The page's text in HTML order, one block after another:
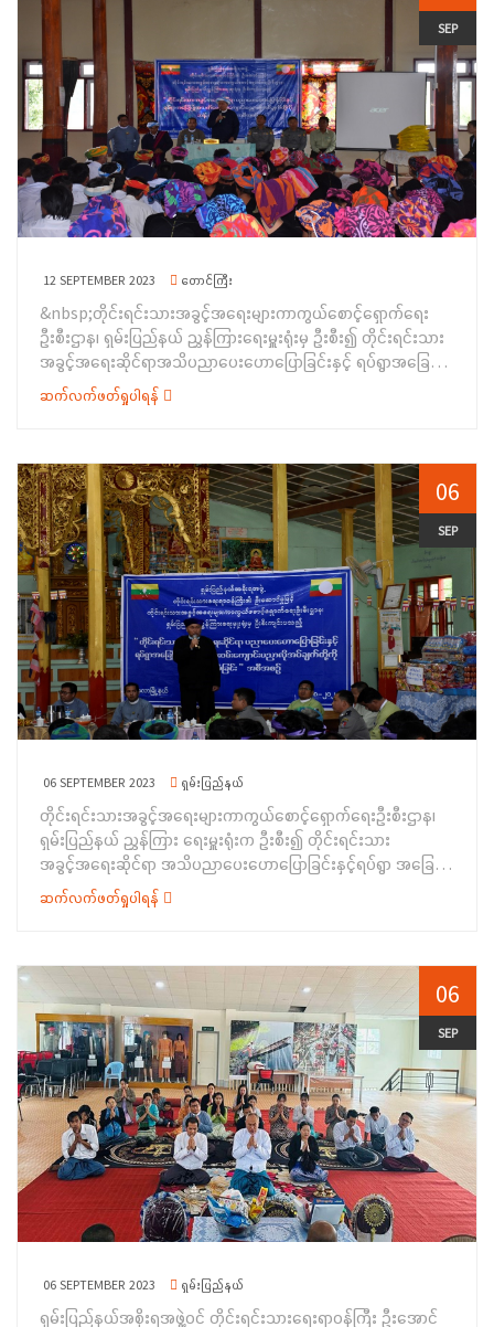
ဆိုင်ရာကိစ္စရပ်များ၊ လူမျိုးပြုန်းတီးမှု တားဆီးရေးနှင့် ပြစ်ဒဏ်ပေး
ရေး နိုင်ငံတကာသဘောတူစာချုပ်ပါ လိုက်နာဆောင်ရွက်ရန်အချက်
များကိုလည်းကောင်း ရှင်းလင်း ပြောကြားခဲ့ပါသည်။ ထို့နောက်
တိုင်းရင်းသားအခွင့်အရေးများကာကွယ်စောင့်ရှောက်ရေးဦးစီးဌာန၊
ဧရာဝတီ တိုင်းဒေသကြီး၊ ညွှန်ကြားရေးမှူးရုံးမှ ဝန်ထမ်းများက ရပ်ရွာ
အခြေပြုအသက်မွေးဝမ်းကျောင်းပညာ လိုအပ်မှု ဆန်းစစ်ချက်
စစ်တမ်းများကို ကောက်ယူခဲ့ရာ ဒေသခံတိုင်းရင်းသား(၈၆)ဦးတို့မှ ဖြေ
ဆိုခဲ့ ကြပြီး တက်ရောက်လာကြသူများအား တိုင်းရင်းသားအခွင့်အရေး
များကာကွယ်စောင့်ရှောက်သည့် ဥပဒေ၊ နည်းဥပဒေစာအုပ်များ၊ လက်
ကမ်းစာစောင်များနှင့် အမှတ်တရလက်ဆောင်ပစ္စည်းများ ပေးအပ်ခဲ့
သို့ မြို့နယ်ကရင် စာပေနှင့် ယဉ်ကျေးမှုကော်မတီဝင်များလည်း တက်
ရောက်ခဲ့ကြကြောင်း သိရှိရပါသည်။&nbsp;
နောက် အစိုးရနည်းပညာအထက်တန်း ကျောင်း(ပုသိမ်)မှ
ကျောင်းအုပ် ဆရာကြီး ဦးအေးမင်းထွန်းက သင်တန်းနှင့် စပ်လျဉ်း၍
အကဲဖြတ်စစ်ဆေးမှုအစီအစဉ်များ၊ သင်တန်းတွင် ထူးချွန်သူများအား
ဆုချီးမြှင့်ခြင်း အစီအစဉ်များနှင့် သင်တန်းတွင် ပို့ချမည့်
အကြောင်းအရာများကို လည်းကောင်း ရှင်းလင်းပြောကြားခဲ့ပါသည်။
&nbsp;ဆက်လက်၍&nbsp; တိုင်းရင်းသားအခွင့်အရေးများကာ
ကွယ်စောင့်ရှောက်ရေးဦးစီးဌာန၊ ဧရာဝတီတိုင်း ဒေသကြီး ညွှန်ကြား
ရေးမှူးရုံးမှ ဒုတိယညွှန်ကြားရေးမှူး ဒေါ်စန်းက သင်တန်းဖွင့်လှစ်ရ
ခြင်းရည်ရွယ်ချက်နှင့် သင်တန်းနှင့်ပတ်သက်သည့် အချက်များကို
ရှင်းလင်းပြောကြားခဲ့ပါသည်။ ထို့နောက် တိုင်းရင်းသားရေးရာ ဝန်ကြီး
နည်းပြဆရာ/ဆရာမများနှင့် သင်တန်း သားများ စုပေါင်း၍ မှတ်တမ်း
ပြုပြင်ထိန်းသိမ်းနည်းသင်တန်း”ကို (၁၁-၉-၂၀၂၃)ရက်နေ့မှ
(၂၉-၉-၂၀၂၃)ရက်နေ့အထိ (၁၅)ရက်ကြာ ဖွင့်လှစ်သင်ကြားပေးသွား
မည်ဖြစ်ပြီး သင်တန်းသား (၂၁) ဦးတို့က တက်ရောက်သင်ကြားသွား
မည်ဖြစ်ကြောင်း သိရှိရပါသည်။
SEP
12 SEPTEMBER 2023 တောင်ကြီး
&nbsp;တိုင်းရင်းသားအခွင့်အရေးများကာကွယ်စောင့်ရှောက်ရေး
ဦးစီးဌာန၊ ရှမ်းပြည်နယ် ညွှန်ကြားရေးမှူးရုံးမှ ဦးစီး၍ တိုင်းရင်းသား
အခွင့်အရေးဆိုင်ရာအသိပညာပေးဟောပြောခြင်းနှင့် ရပ်ရွာအခြေပြု
အသက်မွေးဝမ်းကျောင်းပညာ လိုအပ်ချက်တို့ကို ဆန်းစစ်စီမံခြင်း
အစီအစဉ်ကို ၈-၉-၂၀၂၃ ရက်နေ့တွင် ရှမ်းပြည်နယ်၊ တောင်ကြီး
ဘုန်းကြီးကျောင်း၌ ကျင်းပပြုလုပ်ခဲ့ပါသည်။&nbsp;အခမ်းအနား
တွင် ရှမ်းပြည်နယ်အစိုးရအဖွဲ့ဝင်၊ တိုင်းရင်းသားရေးရာဝန်ကြီး ဦး
အောင်ကြည်ဝင်းက အဖွင့်အမှာစကားပြောကြားခြင်း၊ တိုင်းရင်းသား
အခွင့်အရေးများကာကွယ် စောင့်ရှောက်ရေးဦးစီးဌာန၊ ရှမ်းပြည်နယ်
ညွှန်ကြားရေးမှူးရုံးမှ ဒုတိယညွှန်ကြားရေးမှူး ဦးချစ်ဇော်လင်း က
တိုင်းရင်းသားလူမျိုးများ၏အခွင့်အရေးကာကွယ်စောင့်ရှောက်သည့်
ဥပဒေ၊ နည်းဥပဒေများပါ အချက်အလက်များ၊ တိုင်းရင်းသား
အခွင့်အရေးဆိုင်ရာမဟာဗျူဟာနှင့် အမျိုးသမီးအခွင့်အရေး၊ မ
သန်စွမ်းအခွင့် အရေး၊ ကလေးသူငယ်အခွင့်အရေး၊ အဆိုးရွားဆုံးပုံစံ
ဖြင့်ခိုင်းစေခံရသော ကလေး အလုပ်သမားများ ဖယ်ရှားရေး ကိစ္စရပ်
များနှင့် လူမှုရေးပင်စင်တို့နှင့်စပ်လျဉ်းသည့် ကိစ္စရပ်များ အကြောင်း
တို့ကိုလည်းကောင်း၊ ကျောက်တလုံးကြီးမြို့ အထွေထွေအုပ်ချုပ်ရေး
ကြားခြင်းနှင့် အထွေထွေအုပ်ချုပ်ရေးဦးစီး ဌာန၏ လုပ်ငန်း
ယဉ်ကျေးမှုဦးစီး ဌာနမှ လက်ထောက်ညွှန်ကြားရေးမှူး ဦးမျိုးဇော်
အောင်က တိုင်းရင်းသားဘာသာသင် ဆရာ/ ဆရာမ Teaching
Assistant (TA)နှင့် Language Teacher (LT) များခန့်အပ်ထား
မှုကိစ္စများ၊ တိုင်းရင်းသားစာပေနှင့်ယဉ်ကျေးမှုဦးစီးဌာန၏ လုပ်ငန်း
ဆေးဝါးနှင့် စိတ်ကိုပြောင်းလဲစေတက်သော ဆေးဝါးများဆိုင်ရာ
အန္တရာယ်တို့ကိုလည်းကောင်း၊ လူကုန်ကူးမှုတာဆီးနှိမ်နင်းရေးရဲတပ်ဖွဲ့
တပ်ခွဲ စု(၁၅)တောင်ကြီးမှ ရဲအုပ် သန့်ဇော်ထွန်းက လူကုန်ကူးမှု
တားဆီးနှိမ်နင်းရေးဆိုင်ရာ ကိစ္စရပ်များအကြောင်းကိုလည်းကောင်း၊
ပအိုဝ်းစာပေနှင့် ယဉ်ကျေးမှုအဖွဲ့ (ဗဟို)မှ အတွင်းရေးမှူးခွန်ကျော်
ခမ်းက အသိပညာပေးဟောပြောချက်များကို ဒေသခံပအိုဝ်း
တိုင်းရင်းသားများအား ပအိုဝ်းတိုင်းရင်းသား ဘာသာစကားဖြင့်
ပြန်လည်ရှင်းလင်း ပြောကြားခြင်းကိုလည်းကောင်း အသီးသီး
အသိပညာပေး ရှင်းလင်း ပြောကြားခဲ့ကြပါသည်။ထို့နောက်
တိုင်းရင်းသားအခွင့်အရေးများကာကွယ်စောင့်ရှောက်ရေးဦးစီးဌာန၊
ရှမ်းပြည်နယ် ညွှန်ကြားရေးမှူးရုံးမှ ဝန်ထမ်းများက ရပ်ရွာအခြေပြု
အသက်မွေးဝမ်း ကျောင်းပညာလိုအပ်ချက်တို့ကို စစ်တမ်းကောက်ယူခဲ့
အတွင်းရှိ “ပအိုဝ်း”တိုင်းရင်းသား စုစုပေါင်း (၁၄၀) ဦးတို့က စစ်တမ်း
မေးခွန်းလွှာများကို&nbsp; ဖြေဆိုခဲ့ကြ ကြောင်း သိရှိရပါသည်။
ဆက်လက်ဖတ်ရှုပါရန်
06
SEP
06 SEPTEMBER 2023 ရှမ်းပြည်နယ်
တိုင်းရင်းသားအခွင့်အရေးများကာကွယ်စောင့်ရှောက်ရေးဦးစီးဌာန၊
ရှမ်းပြည်နယ် ညွှန်ကြား ရေးမှူးရုံးက ဦးစီး၍ တိုင်းရင်းသား
အခွင့်အရေးဆိုင်ရာ အသိပညာပေးဟောပြောခြင်းနှင့်ရပ်ရွာ အခြေပြု
အသက်မွေးဝမ်းကျောင်းပညာလိုအပ်ချက်တို့ကို ဆန်းစစ်စီမံခြင်း
အစီအစဉ်ကို ၂၆-၈-၂၀၂၃ ရက်နေ့တွင် ရှမ်းပြည်နယ်(တောင်ပိုင်း)၊
ဘုန်းကြီးကျောင်းဓမ္မာရုံ၌ ကျင်းပပြုလုပ်ခဲ့ပါသည်။&nbsp;
အခမ်းအနားတွင် ရှမ်းပြည်နယ်အစိုးရအဖွဲ့ဝင်၊ တိုင်းရင်းသားရေးရာ
ဝန်ကြီး ဦးအောင်ကြည်ဝင်းက အဖွင့်အမှာစကားပြောကြားခဲ့ပြီး
ကလောမြို့နယ်အထွေထွေအုပ်ချုပ်ရေး ဦးစီးဌာနမှ မြို့နယ်အုပ်ချုပ်
ရေးမှူးက ကြိုဆိုနှုတ်ခွန်းဆက်စကားပြောကြားခြင်းနှင့် အထွေထွေ
အုပ်ချုပ်ရေးဦးစီးဌာန၏ လုပ်ငန်းဆောင်ရွက်နေမှုများကို
လည်းကောင်း၊ တိုင်းရင်းသားအခွင့်အရေး များကာကွယ်စောင့်ရှောက်
ရေးဦးစီးဌာန၊ ရှမ်းပြည်နယ်ညွှန်ကြားရေးမှူးရုံးမှ လက်ထောက် ညွှန်
ကြားရေးမှူး ဦးယိုင်လွတ်က တိုင်းရင်းသားလူမျိုးများ၏ အခွင့်အရေး
ကာကွယ်စောင့်ရှောက် သည့်ဥပဒေ၊ နည်းဥပဒေများပါအချက်အလက်
များနှင့် တိုင်းရင်းသားအခွင့်အရေးဆိုင်ရာမဟာ ဗျူဟာတို့ကို
လည်းကောင်း၊ တိုင်းရင်းသားစာပေနှင့်ယဉ်ကျေးမှုဦးစီးဌာနမှ
ဘာသာသင် ဆရာ/ ဆရာမ Teaching Assistant (TA)နှင့်
ဆက်လက်ဖတ်ရှုပါရန်
06
SEP
06 SEPTEMBER 2023 ရှမ်းပြည်နယ်
ရှမ်းပြည်နယ်အစိုးရအဖွဲ့ဝင် တိုင်းရင်းသားရေးရာဝန်ကြီး ဦးအောင်